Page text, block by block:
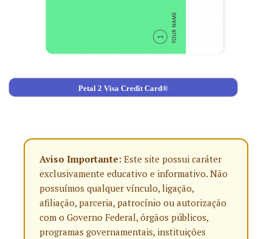
Petal 2 Visa Credit Card®
Aviso Importante: Este site possui caráter
exclusivamente educativo e informativo. Não
possuímos qualquer vínculo, ligação,
afiliação, parceria, patrocínio ou autorização
com o Governo Federal, órgãos públicos,
programas governamentais, instituições